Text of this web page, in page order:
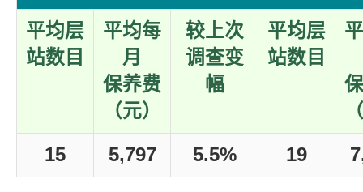
平均层
站数目
平均每
月
保养费
（元）
较上次
调查变
幅
平均层
站数目
15 5,797 5.5% 19